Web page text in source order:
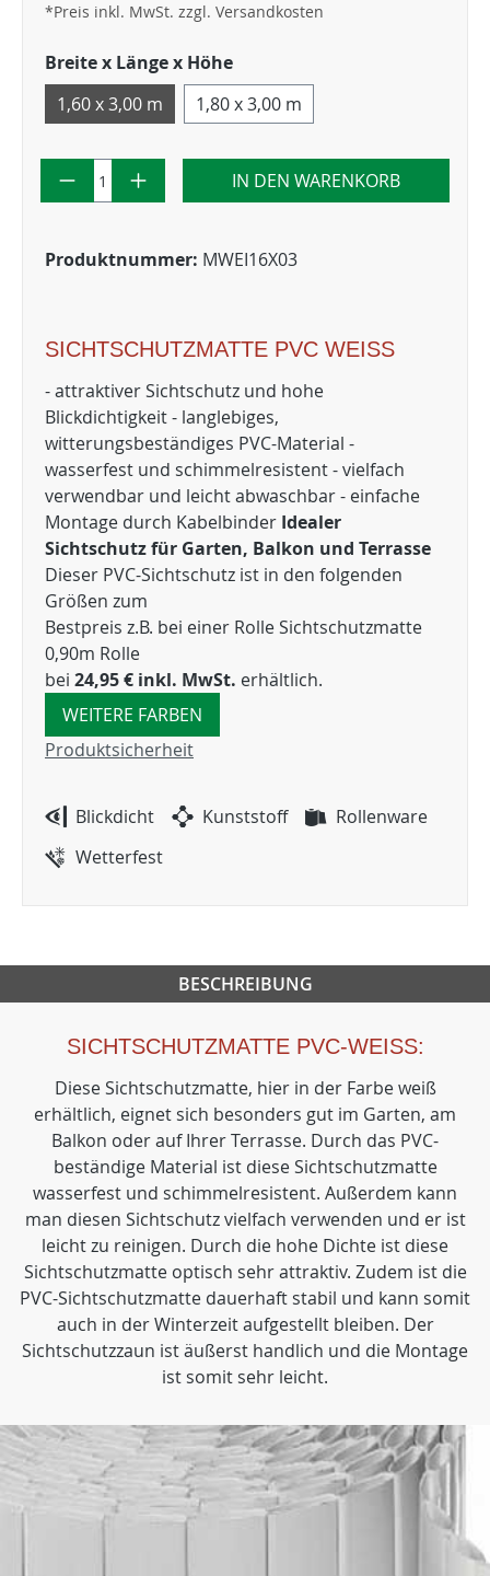
*Preis inkl. MwSt. zzgl. Versandkosten
Breite x Länge x Höhe
1,60 x 3,00 m
1,80 x 3,00 m
IN DEN WARENKORB
Produktnummer: MWEI16X03
SICHTSCHUTZMATTE PVC WEISS
- attraktiver Sichtschutz und hohe
Blickdichtigkeit - langlebiges,
witterungsbeständiges PVC-Material -
wasserfest und schimmelresistent - vielfach
verwendbar und leicht abwaschbar - einfache
Montage durch Kabelbinder Idealer
Sichtschutz für Garten, Balkon und Terrasse
Dieser PVC-Sichtschutz ist in den folgenden
Größen zum
Bestpreis z.B. bei einer Rolle Sichtschutzmatte
0,90m Rolle
bei 24,95 € inkl. MwSt. erhältlich.
WEITERE FARBEN
Produktsicherheit
Blickdicht Kunststoff
Rollenware
Wetterfest
BESCHREIBUNG
SICHTSCHUTZMATTE PVC-WEISS:
Diese Sichtschutzmatte, hier in der Farbe weiß
erhältlich, eignet sich besonders gut im Garten, am
Balkon oder auf Ihrer Terrasse. Durch das PVC-
beständige Material ist diese Sichtschutzmatte
wasserfest und schimmelresistent. Außerdem kann
man diesen Sichtschutz vielfach verwenden und er ist
leicht zu reinigen. Durch die hohe Dichte ist diese
Sichtschutzmatte optisch sehr attraktiv. Zudem ist die
PVC-Sichtschutzmatte dauerhaft stabil und kann somit
auch in der Winterzeit aufgestellt bleiben. Der
Sichtschutzzaun ist äußerst handlich und die Montage
ist somit sehr leicht.